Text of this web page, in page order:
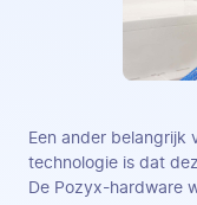
Een ander belangrijk
technologie is dat
De Pozyx-hardware